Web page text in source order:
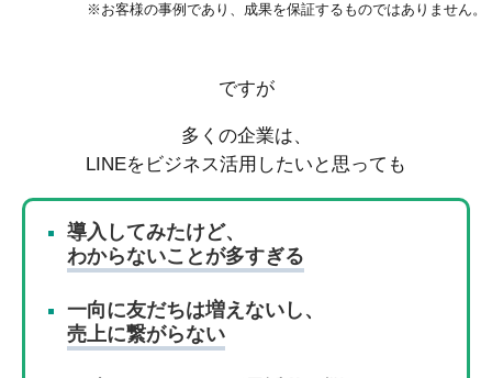
※お客様の事例であり、成果を保証するものではありません。
ですが
多くの企業は、
LINEをビジネス活用したいと思っても
導入してみたけど、
わからないことが多すぎる
一向に友だちは増えないし、
売上に繋がらない